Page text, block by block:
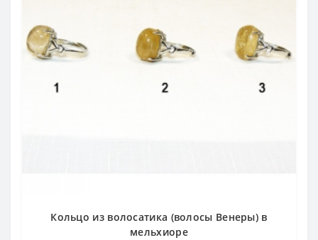
Кольцо из волосатика (волосы Венеры) в
мельхиоре